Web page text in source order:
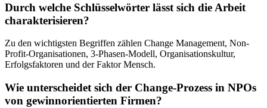
Durch welche Schlüsselwörter lässt sich die Arbeit
charakterisieren?
Zu den wichtigsten Begriffen zählen Change Management, Non-
Profit-Organisationen, 3-Phasen-Modell, Organisationskultur,
Erfolgsfaktoren und der Faktor Mensch.
Wie unterscheidet sich der Change-Prozess in NPOs
von gewinnorientierten Firmen?